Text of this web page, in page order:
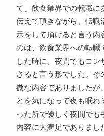
て、飲食業界での転職に
伝えて頂きながら、転職
示をして頂けると言う内
のは、飲食業界への転職
した時に、夜間でもコ
さると言う形でした。そ
微な内容でありましたが
とを気になって夜も眠れ
った所で優しく夜間でも
内容に大満足でありまし